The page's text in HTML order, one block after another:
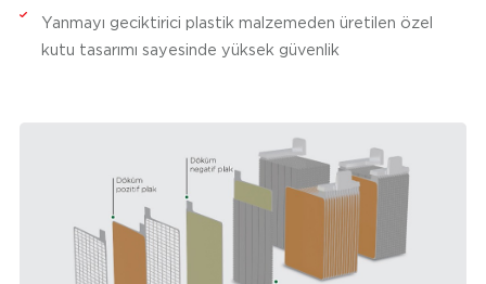
güvenliği ve emniyeti sunar. SFB Askeri Tip Aküler, NATO
VG95928 standardına uygun olarak üretilmektedir.
kullandığı; kamyon, tank, panzer ve zırhlı araçların
görevlerini uygun bir şekilde yapabilmesine destek olur.
Araçlarda haberleşme, navigasyon ve cihaz şarj sistemleri
gibi birçok elektrik ihtiyacı olan donanım ve ekipman için
gereken enerjiyi sağlar. Yüksek titreşim direnci ve
darbelere karşı dayanımı sayesinde, engebeli arazilerdeki
Yanmayı geciktirici plastik malzemeden üretilen özel
kutu tasarımı sayesinde yüksek güvenlik